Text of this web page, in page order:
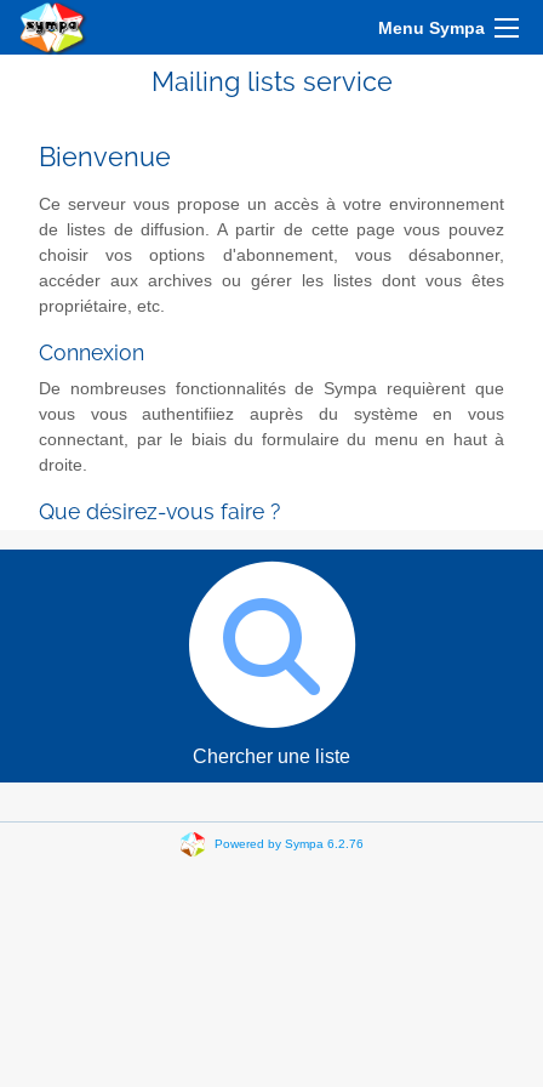
Menu Sympa
Mailing lists service
Bienvenue
Ce serveur vous propose un accès à votre environnement
de listes de diffusion. A partir de cette page vous pouvez
choisir vos options d'abonnement, vous désabonner,
accéder aux archives ou gérer les listes dont vous êtes
propriétaire, etc.
Connexion
De nombreuses fonctionnalités de Sympa requièrent que
vous vous authentifiiez auprès du système en vous
connectant, par le biais du formulaire du menu en haut à
droite.
Que désirez-vous faire ?
Chercher une liste
Powered by Sympa 6.2.76